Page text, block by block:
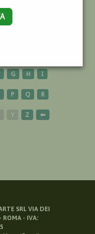
G H I
P Q R
Y Z ⬅
SRL VIA DEI
ROMA - IVA: